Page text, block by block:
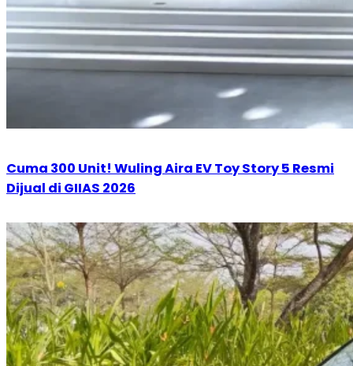
Cuma 300 Unit! Wuling Aira EV Toy Story 5 Resmi
Dijual di GIIAS 2026